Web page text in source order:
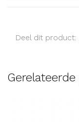
Deel dit product: